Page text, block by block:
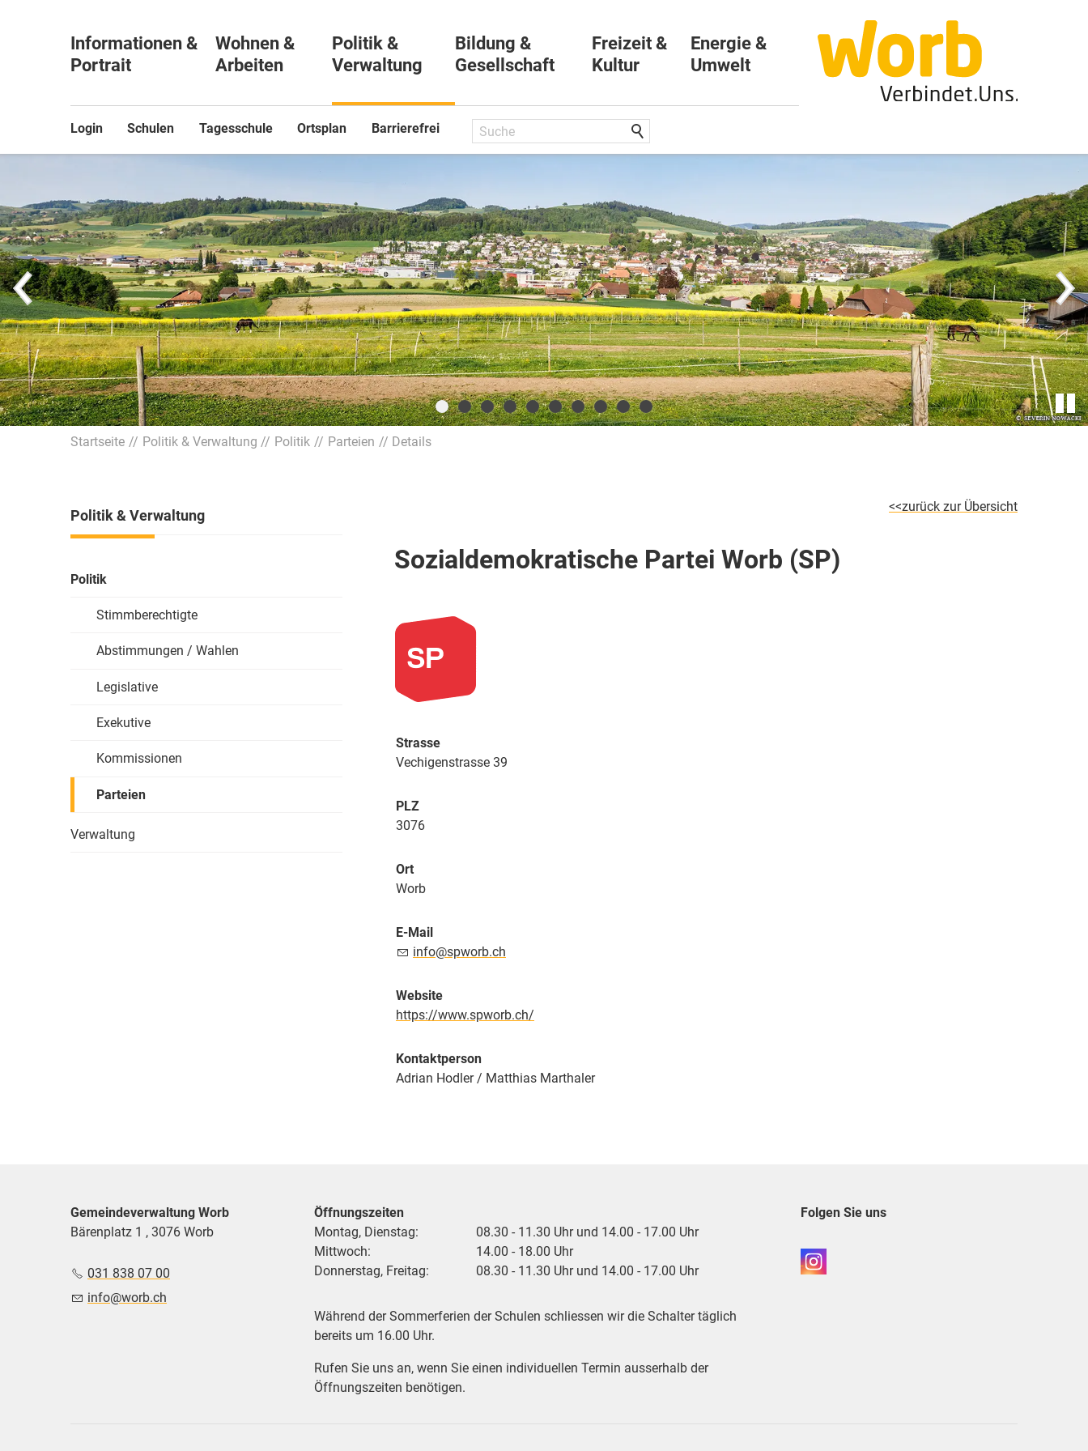
Login Schulen Tagesschule Ortsplan Barrierefrei
Informationen &
Portrait
Wohnen &
Arbeiten
Politik &
Verwaltung
Bildung &
Gesellschaft
Freizeit &
Kultur
Energie &
Umwelt
Startseite Politik & Verwaltung Politik Parteien Details
Politik & Verwaltung
Politik
Stimmberechtigte
Abstimmungen / Wahlen
Legislative
Exekutive
Kommissionen
Parteien
Verwaltung
zurück zur Übersicht
Sozialdemokratische Partei Worb (SP)
Strasse
Vechigenstrasse 39
PLZ
3076
Ort
Worb
E-Mail
info@spworb.ch
Website
https://www.spworb.ch/
Kontaktperson
Adrian Hodler / Matthias Marthaler
Gemeindeverwaltung Worb
Bärenplatz 1 , 3076 Worb
031 838 07 00
nf
w rb ch
Öffnungszeiten
Montag, Dienstag:
Mittwoch:
Donnerstag, Freitag:
08.30 - 11.30 Uhr und 14.00 - 17.00 Uhr
14.00 - 18.00 Uhr
08.30 - 11.30 Uhr und 14.00 - 17.00 Uhr
Während der Sommerferien der Schulen schliessen wir die Schalter täglich
bereits um 16.00 Uhr.
Rufen Sie uns an, wenn Sie einen individuellen Termin ausserhalb der
Öffnungszeiten benötigen.
Folgen Sie uns